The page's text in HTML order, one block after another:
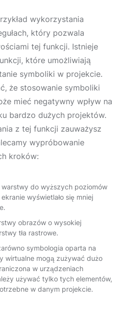
wykorzystania
który pozwala
tej funkcji. Istnieje
które umożliwiają
symboliki w projekcie.
że stosowanie symboliki
mieć negatywny wpływ na
bardzo dużych projektów.
z tej funkcji zauważysz
wypróbowanie
kroków:
do wyższych poziomów
wyświetlało się mniej
obrazów o wysokiej
tła rastrowe.
symbologia oparta na
wirtualne mogą zużywać dużo
w urządzeniach
używać tylko tych elementów,
w danym projekcie.